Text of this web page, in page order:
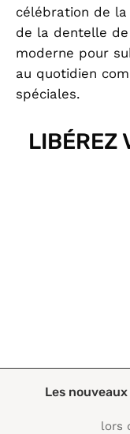
célébration de
de la dentelle
moderne pour
au quotidien
spéciales.
LIBÉREZ
Les
lors